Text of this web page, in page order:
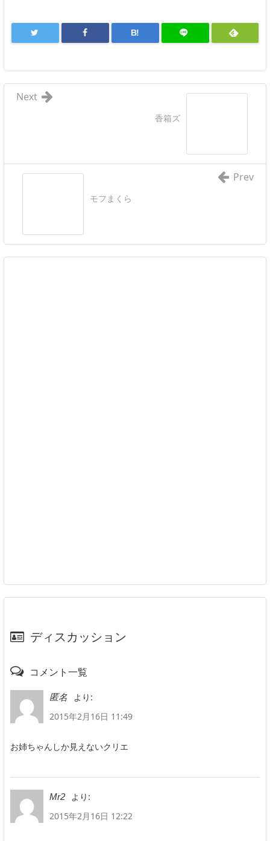
B!
香箱ズ
Next
モフまくら
Prev
ディスカッション
コメント一覧
匿名
より:
2015年2月16日 11:49
お姉ちゃんしか見えないクリエ
Mr2
より:
2015年2月16日 12:22